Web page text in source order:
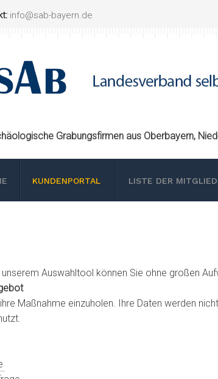
info@sab-bayern.de
Grabungsfirmen aus Oberbayern,
KUNDENPORTAL LISTE DER
unserem Auswahltool können Sie ohne großen
Maßnahme einzuholen. Ihre Daten werden